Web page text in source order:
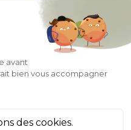
Appelez-nous Au
050 92 00 74